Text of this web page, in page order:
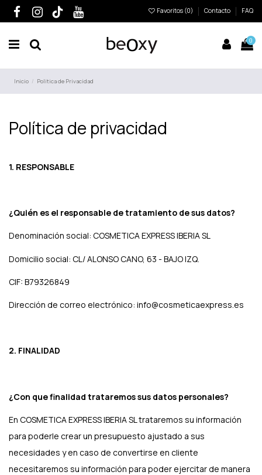
Favoritos (0) Contacto FAQ
0
Inicio Política de Privacidad
Política de privacidad
1. RESPONSABLE
¿Quién es el responsable de tratamiento de sus datos?
Denominación social: COSMETICA EXPRESS IBERIA SL
Domicilio social: CL/ ALONSO CANO, 63 - BAJO IZQ.
CIF: B79326849
Dirección de correo electrónico: info@cosmeticaexpress.es
2. FINALIDAD
¿Con que finalidad trataremos sus datos personales?
En COSMETICA EXPRESS IBERIA SL trataremos su información
para poderle crear un presupuesto ajustado a sus
necesidades y en caso de convertirse en cliente
necesitaremos su información para poder ejercitar de manera